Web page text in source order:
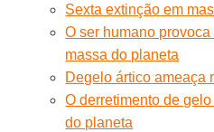
Sexta extinção em
O ser humano
massa do planeta
Degelo ártico ameaça
O derretimento de
do planeta